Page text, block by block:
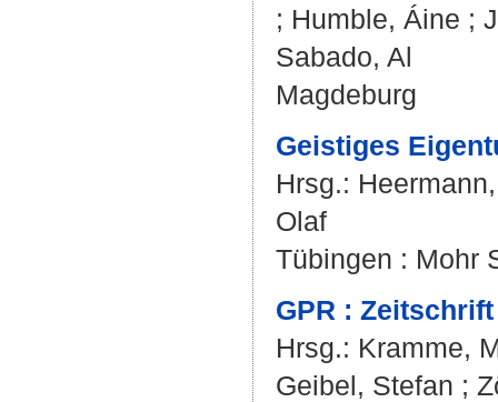
; Humble, Áine ;
Sabado, Al
Magdeburg
Geistiges
Hrsg.:
Olaf
Tübingen : Mohr
GPR :
Hrsg.: Kramme,
Geibel, Stefan ;